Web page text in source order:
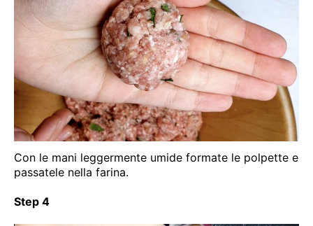
Con le mani leggermente umide formate le polpette e
passatele nella farina.
Step 4